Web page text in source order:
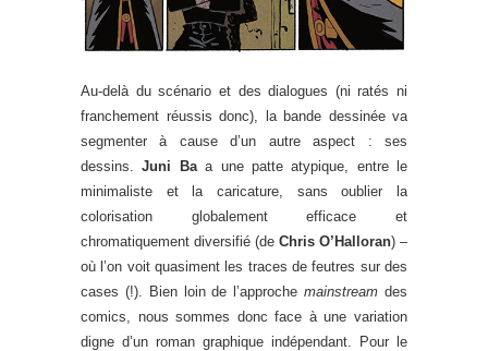
Au-delà du scénario et des dialogues (ni ratés ni
franchement réussis donc), la bande dessinée va
segmenter à cause d’un autre aspect : ses
dessins.Juni Baa une patte atypique, entre le
minimaliste et la caricature, sans oublier la
colorisation globalement efficace et
chromatiquement diversifié (de Chris O’Halloran) –
où l’on voit quasiment les traces de feutres sur des
cases (!). Bien loin de l’approchemainstream des
comics, nous sommes donc face à une variation
digne d’un roman graphique indépendant. Pour le